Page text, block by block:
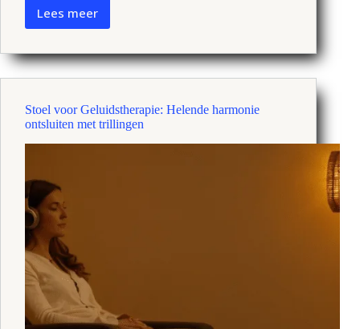
Lees meer
Tinnitus
Het
suizen
stoppen
kalmerende
sonische
oplossingen
Stoel voor Geluidstherapie: Helende harmonie
ontsluiten met trillingen